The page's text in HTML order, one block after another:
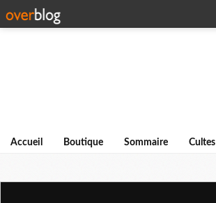
Accueil Boutique Sommaire Cultes